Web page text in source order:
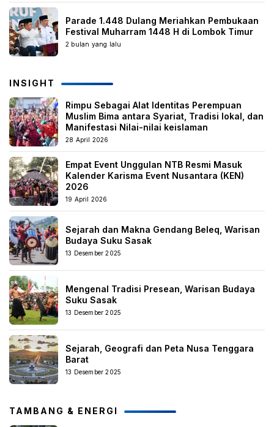
Parade 1.448 Dulang Meriahkan Pembukaan
Festival Muharram 1448 H di Lombok Timur
2 bulan yang lalu
INSIGHT
Rimpu Sebagai Alat Identitas Perempuan
Muslim Bima antara Syariat, Tradisi lokal, dan
Manifestasi Nilai-nilai keislaman
28 April 2026
Empat Event Unggulan NTB Resmi Masuk
Kalender Karisma Event Nusantara (KEN)
2026
19 April 2026
Sejarah dan Makna Gendang Beleq, Warisan
Budaya Suku Sasak
13 Desember 2025
Mengenal Tradisi Presean, Warisan Budaya
Suku Sasak
13 Desember 2025
Sejarah, Geografi dan Peta Nusa Tenggara
Barat
13 Desember 2025
TAMBANG & ENERGI